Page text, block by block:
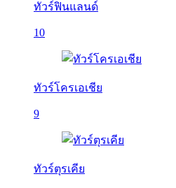
ทัวร์ฟินแลนด์
10
ทัวร์โครเอเชีย
9
ทัวร์ตุรเคีย